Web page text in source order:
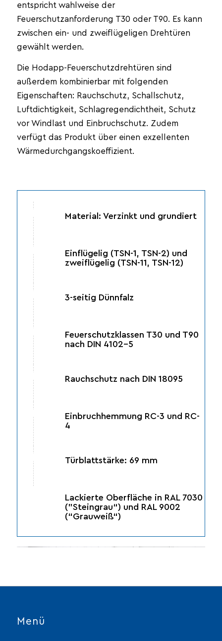
entspricht wahlweise der
Feuerschutzanforderung T30 oder T90. Es kann
zwischen ein- und zweiflügeligen Drehtüren
gewählt werden.
Die Hodapp-Feuerschutzdrehtüren sind
außerdem kombinierbar mit folgenden
Eigenschaften: Rauchschutz, Schallschutz,
Luftdichtigkeit, Schlagregendichtheit, Schutz
vor Windlast und Einbruchschutz. Zudem
verfügt das Produkt über einen exzellenten
Wärmedurchgangskoeffizient.
Material: Verzinkt und grundiert
Einflügelig (TSN-1, TSN-2) und
zweiflügelig (TSN-11, TSN-12)
3-seitig Dünnfalz
Feuerschutzklassen T30 und T90
nach DIN 4102-5
Rauchschutz nach DIN 18095
Einbruchhemmung RC-3 und RC-
4
Türblattstärke: 69 mm
Lackierte Oberfläche in RAL 7030
(”Steingrau“) und RAL 9002
(“Grauweiß“)
Menü